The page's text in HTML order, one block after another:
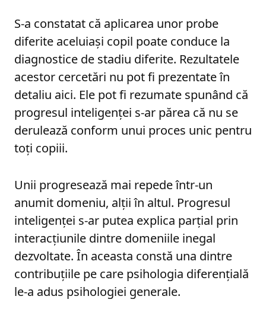
S-a constatat că aplicarea unor probe
diferite aceluiași copil poate conduce la
diagnostice de stadiu diferite. Rezultatele
acestor cercetări nu pot fi prezentate în
detaliu aici. Ele pot fi rezumate spunând că
progresul inteligenței s-ar părea că nu se
derulează conform unui proces unic pentru
toți copiii.
Unii progresează mai repede într-un
anumit domeniu, alții în altul. Progresul
inteligenței s-ar putea explica parțial prin
interacțiunile dintre domeniile inegal
dezvoltate. În aceasta constă una dintre
contribuțiile pe care psihologia diferențială
le-a adus psihologiei generale.